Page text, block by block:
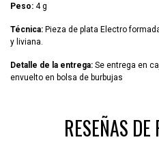
Peso: 4 g
Técnica: Pieza de plata Electro
y liviana.
Detalle de la entrega: Se entrega en
envuelto en bolsa de burbujas
RESEÑAS